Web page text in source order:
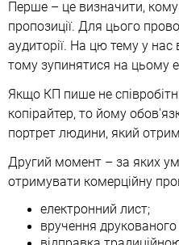
Перше – це визначити,
пропозиції. Для цього
аудиторії. На цю тему у нас
тому зупинятися на цьому
Якщо КП пише не
копірайтер, то йому
портрет людини, який
Другий момент – за яких
отримувати комерційну
електронний лист;
вручення